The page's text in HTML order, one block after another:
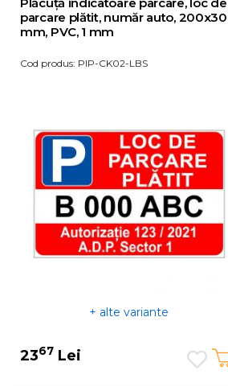
parcare plătit, număr auto,
mm, PVC, 1 mm
Cod produs: PIP-CK02-LBS
+ alte variante
2367 Lei